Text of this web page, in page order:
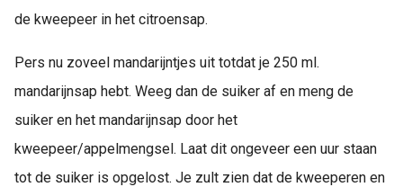
de kweepeer in het citroensap.
Pers nu zoveel mandarijntjes uit totdat je 250 ml.
mandarijnsap hebt. Weeg dan de suiker af en meng de
suiker en het mandarijnsap door het
kweepeer/appelmengsel. Laat dit ongeveer een uur staan
tot de suiker is opgelost. Je zult zien dat de kweeperen en